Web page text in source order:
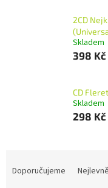
2CD
Skladem
398 Kč
CD
Skladem
298 Kč
Doporučujeme